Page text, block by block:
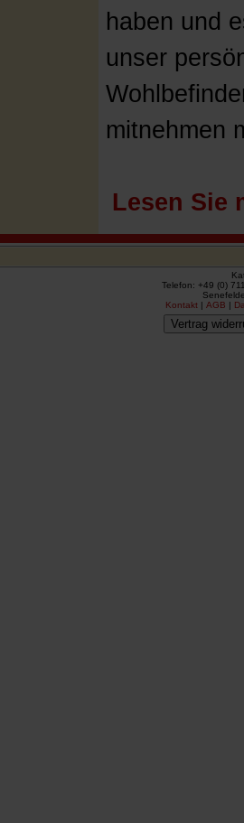
haben und
unser
mitnehmen
Lesen Sie
Telefon: +49 (0)
Kontakt |AGB |
Vertrag